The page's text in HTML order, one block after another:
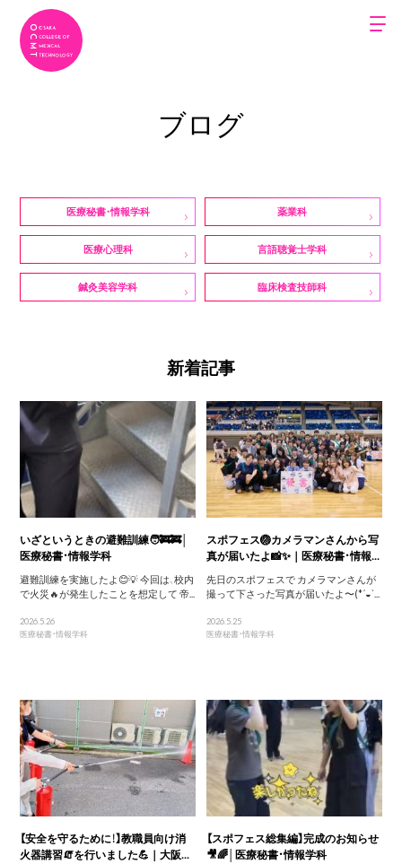
ブログ
医療秘書・情報学科 薬業科
医療心理科 言語聴覚士学科
鍼灸美容学科 臨床検査技師科
新着記事
いざというときの避難訓練🧑‍🚒🚒│
医療秘書・情報学科
避難訓練を実施したよ😊💡 今回は、校内
で火災🔥が発生したことを想定して 帝...
2026.5.26
医療秘書・情報学科
スポフェス🏐カメラマンさんから写
真が届いたよ📸✨｜医療秘書・情報...
先日のスポフェスで カメラマンさんが
撮って下さった写真が届いたよ〜(*´◒`...
2026.5.25
医療秘書・情報学科
【安全を守るために！】教職員向け消
火器講習🧯を行いました💪｜大阪...
【スポフェス総集編】完成のお知らせ
🎥🌈│医療秘書・情報学科